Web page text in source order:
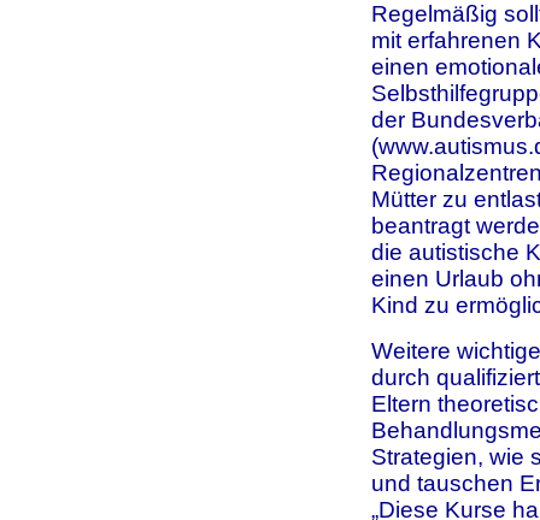
Regelmäßig
mit erfahrenen
einen
der
Mütter zu
beantragt
die autistische
einen Urlaub
Kind zu
Weitere
durch
Eltern
Strategien, wie
und tauschen
„Diese Kurse